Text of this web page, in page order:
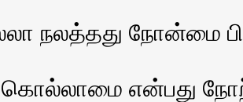
நலத்தது நோன்மை
என்பது